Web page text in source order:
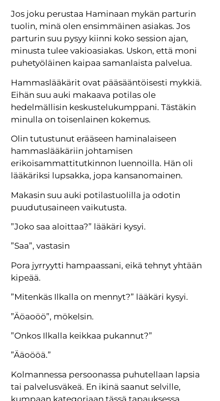
Jos joku perustaa Haminaan mykän parturin
tuolin, minä olen ensimmäinen asiakas. Jos
parturin suu pysyy kiinni koko session ajan,
minusta tulee vakioasiakas. Uskon, että moni
puhetyöläinen kaipaa samanlaista palvelua.
Hammaslääkärit ovat pääsääntöisesti mykkiä.
Eihän suu auki makaava potilas ole
hedelmällisin keskustelukumppani. Tästäkin
minulla on toisenlainen kokemus.
Olin tutustunut erääseen haminalaiseen
hammaslääkäriin johtamisen
erikoisammattitutkinnon luennoilla. Hän oli
lääkäriksi lupsakka, jopa kansanomainen.
Makasin suu auki potilastuolilla ja odotin
puudutusaineen vaikutusta.
”Joko saa aloittaa?” lääkäri kysyi.
”Saa”, vastasin
Pora jyrryytti hampaassani, eikä tehnyt yhtään
kipeää.
”Mitenkäs Ilkalla on mennyt?” lääkäri kysyi.
”Äöaoöö”, mökelsin.
”Onkos Ilkalla keikkaa pukannut?”
”Ääoööä.”
Kolmannessa persoonassa puhutellaan lapsia
tai palvelusväkeä. En ikinä saanut selville,
kumpaan kategoriaan tässä tapauksessa